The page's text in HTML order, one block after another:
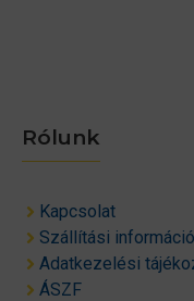
Rólunk
Kapcsolat
Szállítási
Adatkezelési
ÁSZF